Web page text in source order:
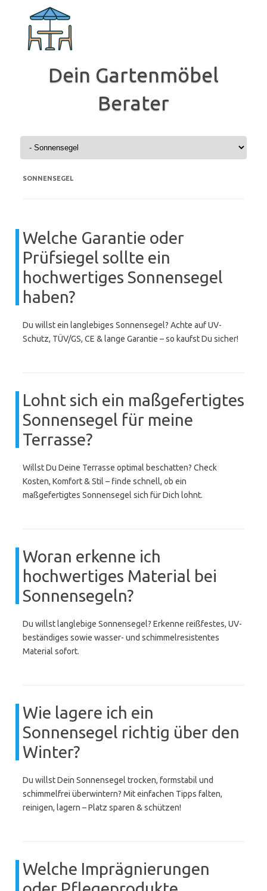
Inhalt
springen
Dein Gartenmöbel
Berater
SONNENSEGEL
Welche Garantie oder
Prüfsiegel sollte ein
hochwertiges Sonnensegel
haben?
Du willst ein langlebiges Sonnensegel? Achte auf UV-
Schutz, TÜV/GS, CE & lange Garantie – so kaufst Du sicher!
Lohnt sich ein maßgefertigtes
Sonnensegel für meine
Terrasse?
Willst Du Deine Terrasse optimal beschatten? Check
Kosten, Komfort & Stil – finde schnell, ob ein
maßgefertigtes Sonnensegel sich für Dich lohnt.
Woran erkenne ich
hochwertiges Material bei
Sonnensegeln?
Du willst langlebige Sonnensegel? Erkenne reißfestes, UV-
beständiges sowie wasser- und schimmelresistentes
Material sofort.
Wie lagere ich ein
Sonnensegel richtig über den
Winter?
Du willst Dein Sonnensegel trocken, formstabil und
schimmelfrei überwintern? Mit einfachen Tipps falten,
reinigen, lagern – Platz sparen & schützen!
Welche Imprägnierungen